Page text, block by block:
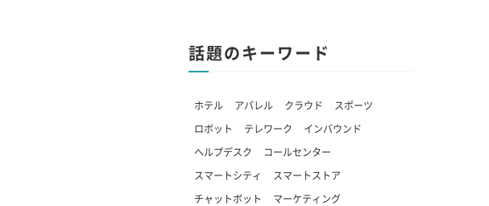
話題のキーワード
ホテル アパレル クラウド
スポーツ
ロボット
テレワーク
インバウンド
ヘルプデスク
コールセンター
スマートシティ
スマートストア
チャットボット
マーケティング